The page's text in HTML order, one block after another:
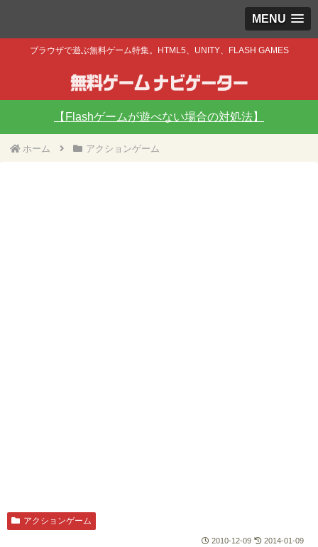
MENU
ブラウザで遊ぶ無料ゲーム特集。HTML5、UNITY、FLASH GAMES
【Flashゲームが遊べない場合の対処法】
ホーム アクションゲーム
アクションゲーム
2010-12-09 2014-01-09